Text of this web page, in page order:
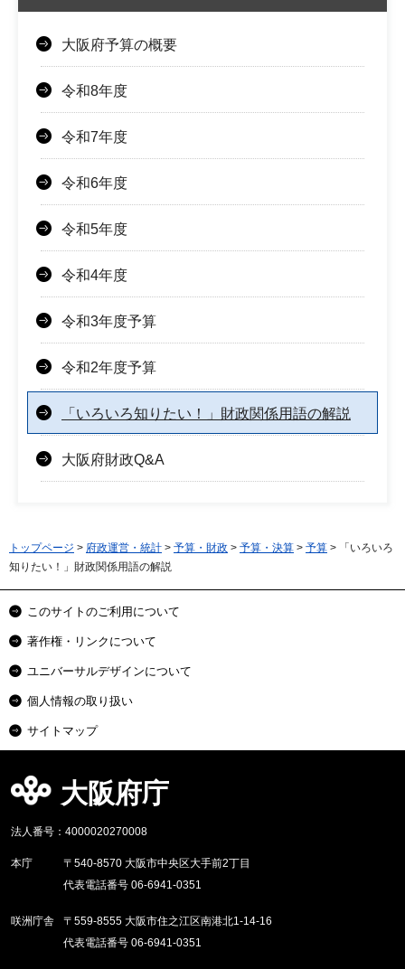
大阪府予算の概要
令和8年度
令和7年度
令和6年度
令和5年度
令和4年度
令和3年度予算
令和2年度予算
「いろいろ知りたい！」財政関係用語の解説
大阪府財政Q&A
トップページ > 府政運営・統計 > 予算・財政 > 予算・決算 > 予算 > 「いろいろ
知りたい！」財政関係用語の解説
このサイトのご利用について
著作権・リンクについて
ユニバーサルデザインについて
個人情報の取り扱い
サイトマップ
大阪府庁
法人番号：4000020270008
本庁
〒540-8570 大阪市中央区大手前2丁目
代表電話番号 06-6941-0351
咲洲庁舎
〒559-8555 大阪市住之江区南港北1-14-16
代表電話番号 06-6941-0351